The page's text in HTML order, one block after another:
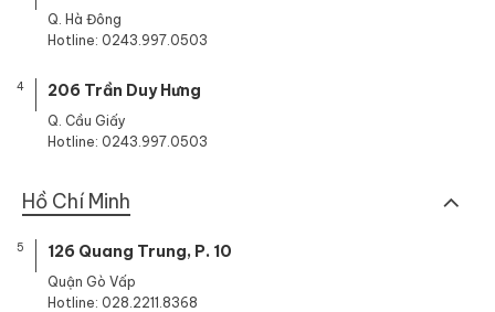
Q. Hà Đông
Hotline: 0243.997.0503
4 206 Trần Duy Hưng
Q. Cầu Giấy
Hotline: 0243.997.0503
Hồ Chí Minh
5 126 Quang Trung, P. 10
Quận Gò Vấp
Hotline: 028.2211.8368